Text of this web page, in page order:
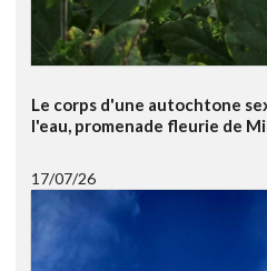
Le corps d'une autochtone
l'eau, promenade fleurie de
17/07/26